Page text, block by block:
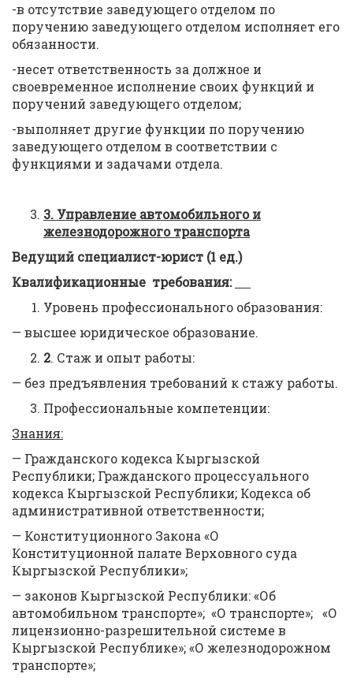
-в отсутствие заведующего отделом по
поручению заведующего отделом исполняет его
обязанности.
-несет ответственность за должное и
своевременное исполнение своих функций и
поручений заведующего отделом;
-выполняет другие функции по поручению
заведующего отделом в соответствии с
функциями и задачами отдела.
3. Управление автомобильного и
железнодорожного транспорта
Ведущий специалист-юрист (1 ед.)
Квалификационные требования:
Уровень профессионального образования:
— высшее юридическое образование.
2. Стаж и опыт работы:
— без предъявления требований к стажу работы.
Профессиональные компетенции:
Знания:
— Гражданского кодекса Кыргызской
Республики; Гражданского процессуального
кодекса Кыргызской Республики; Кодекса об
административной ответственности;
— Конституционного Закона «О
Конституционной палате Верховного суда
Кыргызской Республики»;
— законов Кыргызской Республики: «Об
автомобильном транспорте»; «О транспорте»; «О
лицензионно-разрешительной системе в
Кыргызской Республике»; «О железнодорожном
транспорте»;